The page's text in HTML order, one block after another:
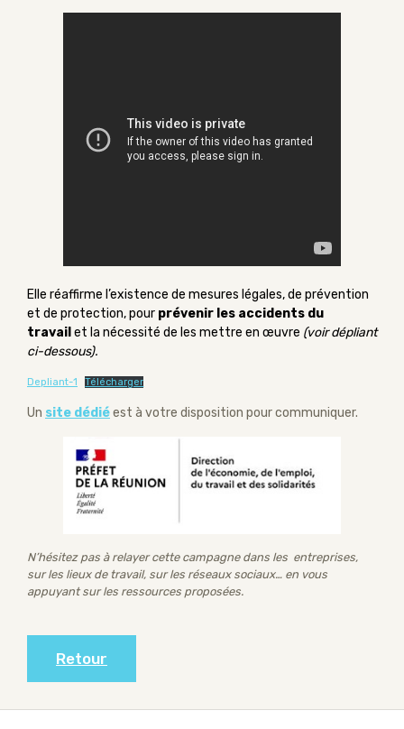
Elle réaffirme l’existence de mesures légales, de prévention
et de protection, pour prévenir les accidents du
travail et la nécessité de les mettre en œuvre (voir dépliant
ci-dessous).
Depliant-1 Télécharger
Un site dédiéest à votre disposition pour communiquer.
N’hésitez pas à relayer cette campagne dans les entreprises,
sur les lieux de travail, sur les réseaux sociaux… en vous
appuyant sur les ressources proposées.
Retour